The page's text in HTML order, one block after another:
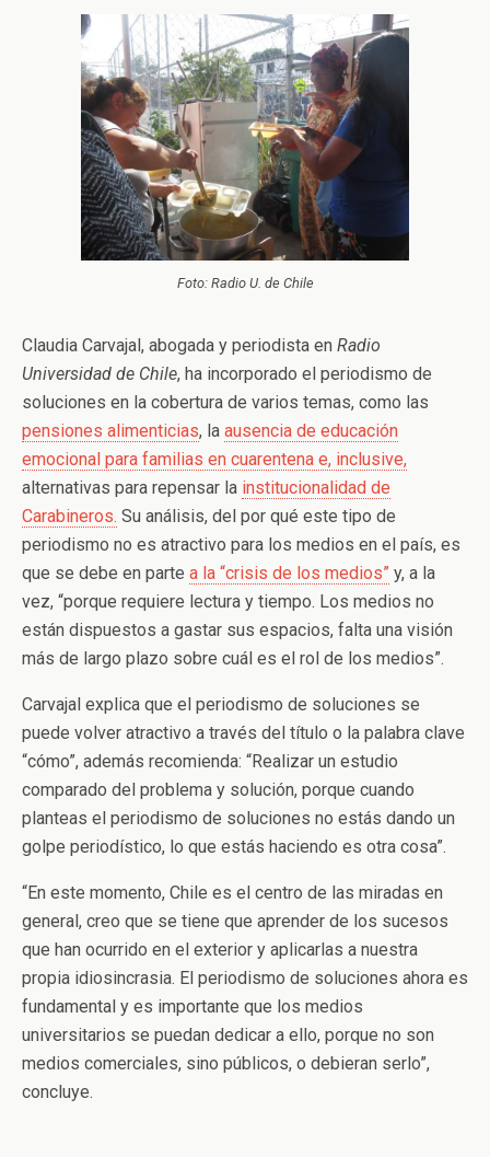
Foto: Radio U. de Chile
Claudia Carvajal, abogada y periodista en Radio
Universidad de Chile, ha incorporado el periodismo de
soluciones en la cobertura de varios temas, como las
pensiones alimenticias, la ausencia de educación
emocional para familias en cuarentena e, inclusive,
alternativas para repensar la institucionalidad de
Carabineros. Su análisis, del por qué este tipo de
periodismo no es atractivo para los medios en el país, es
que se debe en parte a la “crisis de los medios” y, a la
vez, “porque requiere lectura y tiempo. Los medios no
están dispuestos a gastar sus espacios, falta una visión
más de largo plazo sobre cuál es el rol de los medios”.
Carvajal explica que el periodismo de soluciones se
puede volver atractivo a través del título o la palabra clave
“cómo”, además recomienda: “Realizar un estudio
comparado del problema y solución, porque cuando
planteas el periodismo de soluciones no estás dando un
golpe periodístico, lo que estás haciendo es otra cosa”.
“En este momento, Chile es el centro de las miradas en
general, creo que se tiene que aprender de los sucesos
que han ocurrido en el exterior y aplicarlas a nuestra
propia idiosincrasia. El periodismo de soluciones ahora es
fundamental y es importante que los medios
universitarios se puedan dedicar a ello, porque no son
medios comerciales, sino públicos, o debieran serlo”,
concluye.